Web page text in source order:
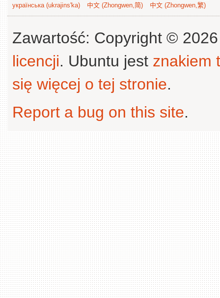
українська (ukrajins'ka)
中文 (Zhongwen,简) 中文 (Zhongwen,繁)
Zawartość: Copyright ©
licencji. Ubuntu jest znakiem
się więcej o tej stronie.
Report a bug on this site.